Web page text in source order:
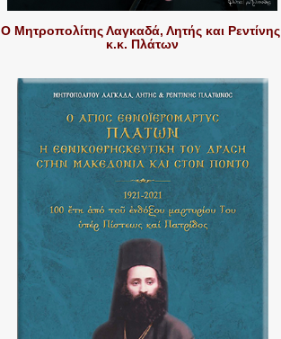
Ο Μητροπολίτης Λαγκαδά, Λητής και Ρεντίνης
κ.κ. Πλάτων